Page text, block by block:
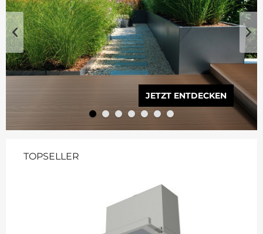
TOPSELLER
JETZT ENTDECKEN